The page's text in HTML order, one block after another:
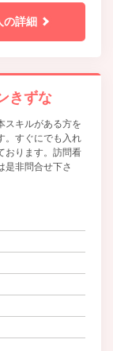
の詳細
きずな
スキルがある方を
。すぐにでも入れ
おります。訪問看
是非問合せ下さ